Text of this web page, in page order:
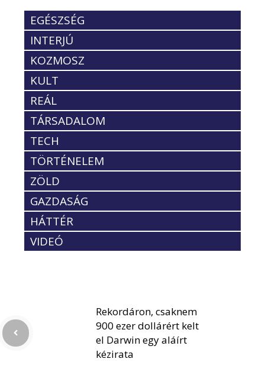
EGÉSZSÉG
INTERJÚ
KOZMOSZ
KULT
REÁL
TÁRSADALOM
TECH
TÖRTÉNELEM
ZÖLD
GAZDASÁG
HÁTTÉR
VIDEÓ
Rekordáron, csaknem
900 ezer dollárért kelt
el Darwin egy aláírt
kézirata